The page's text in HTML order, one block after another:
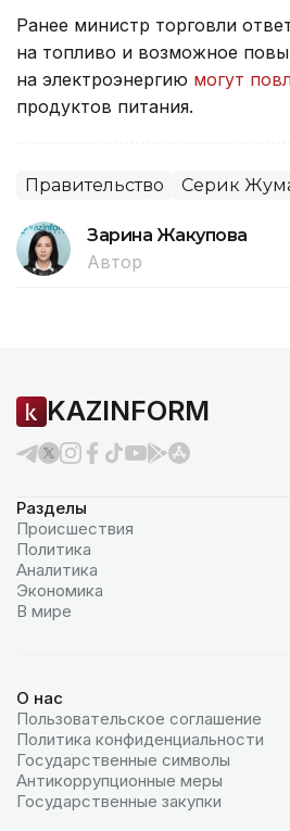
Ранее министр торговли
на топливо и возможное
на электроэнергию могут
продуктов питания.
Правительство Серик
Зарина Жакупова
Автор
KAZINFORM
Разделы
Происшествия
Политика
Аналитика
Экономика
В мире
О нас
Пользовательское соглашение
Политика конфиденциальности
Государственные символы
Антикоррупционные меры
Государственные закупки